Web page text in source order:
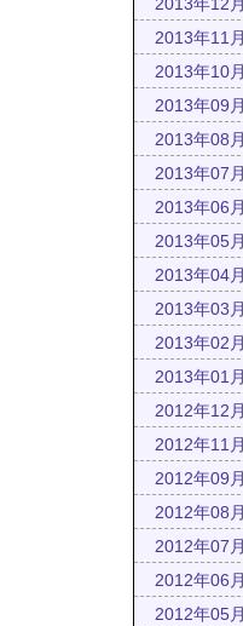
2013年12月
2013年11月
2013年10月
2013年09月
2013年08月
2013年07月
2013年06月
2013年05月
2013年04月
2013年03月
2013年02月
2013年01月
2012年12月
2012年11月
2012年09月
2012年08月
2012年07月
2012年06月
2012年05月